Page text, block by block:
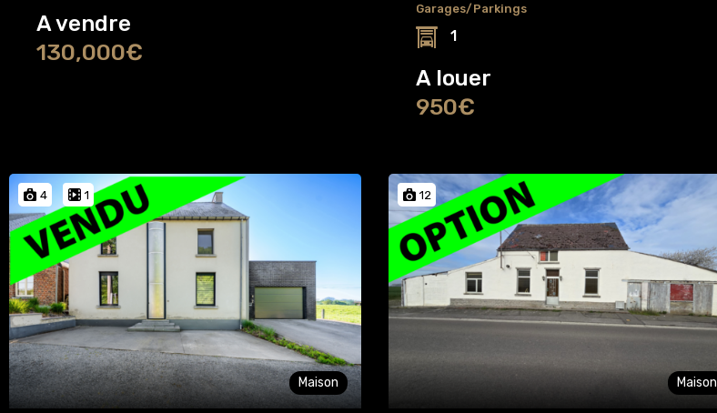
A vendre
130,000€
Garages/Parkings
1
A louer
950€
4 1
Maison
12
Maison